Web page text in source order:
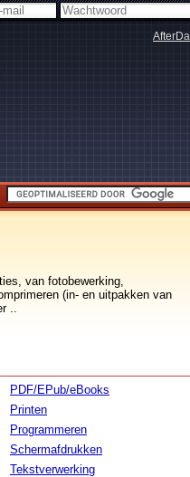
van fotobewerking,
(in- en uitpakken van
..
PDF/EPub/eBooks
Printen
Programmeren
Schermafdrukken
Tekstverwerking